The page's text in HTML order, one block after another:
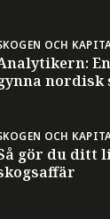
OCH
nordisk
OCH
gör du ditt